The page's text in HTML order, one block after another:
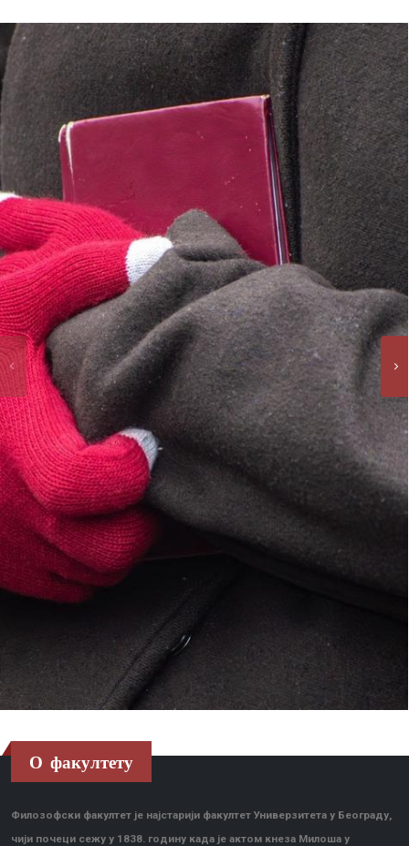
О факултету
Филозофски факултет је најстарији факултет Универзитета у Београду,
чији почеци сежу у 1838. годину када је актом кнеза Милоша у